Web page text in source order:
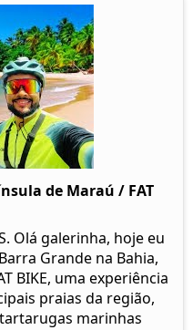
de Maraú / FAT
Olá galerinha, hoje eu
Grande na Bahia,
BIKE, uma experiência
praias da região,
marinhas